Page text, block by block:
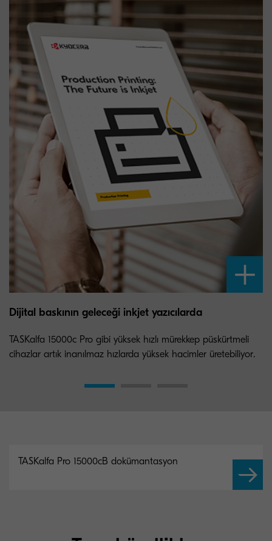
Dijital baskının geleceği inkjet yazıcılarda
TASKalfa 15000c Pro gibi yüksek hızlı mürekkep püskürtmeli
cihazlar artık inanılmaz hızlarda yüksek hacimler üretebiliyor.
TASKalfa Pro 15000cB dokümantasyon